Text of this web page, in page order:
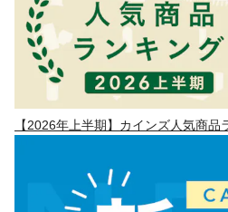
【2026年上半期】カインズ人気商品